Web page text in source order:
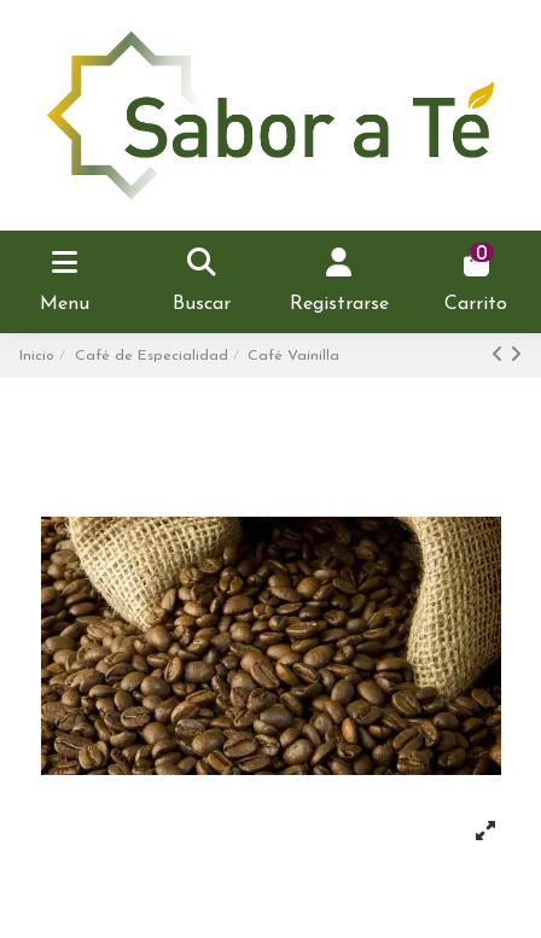
Menu Buscar Registrarse
0
Carrito
Inicio Café de Especialidad Café Vainilla